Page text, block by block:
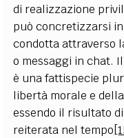
di realizzazione
può concretizzarsi
condotta attraverso
o messaggi in chat.
è una fattispecie
libertà morale e
essendo il risultato
reiterata nel tempo